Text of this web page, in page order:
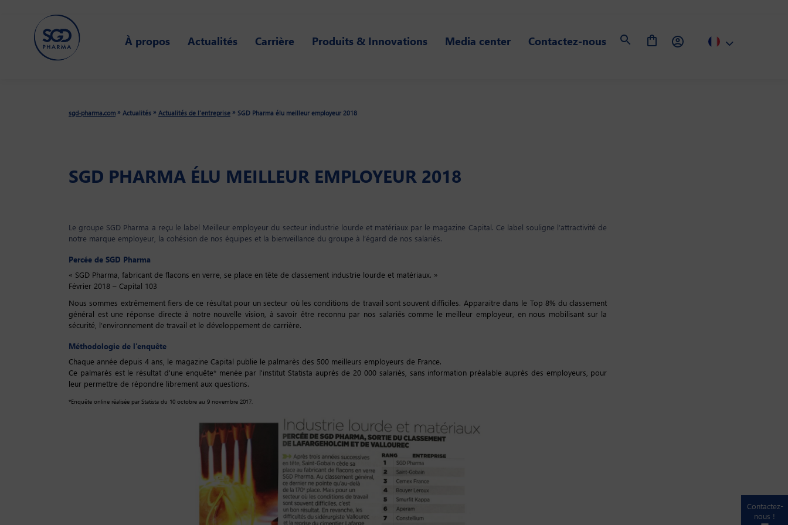
À propos Actualités Carrière Produits & Innovations Media center Contactez-nous
sgd-pharma.com » Actualités » Actualités de l'entreprise » SGD Pharma élu meilleur employeur 2018
SGD PHARMA ÉLU MEILLEUR EMPLOYEUR 2018
Le groupe SGD Pharma a reçu le label Meilleur employeur du secteur industrie lourde et matériaux par le magazine Capital. Ce label souligne l’attractivité de
notre marque employeur, la cohésion de nos équipes et la bienveillance du groupe à l’égard de nos salariés.
Percée de SGD Pharma
« SGD Pharma, fabricant de flacons en verre, se place en tête de classement industrie lourde et matériaux. »
Février 2018 – Capital 103
Nous sommes extrêmement fiers de ce résultat pour un secteur où les conditions de travail sont souvent difficiles. Apparaitre dans le Top 8% du classement
général est une réponse directe à notre nouvelle vision, à savoir être reconnu par nos salariés comme le meilleur employeur, en nous mobilisant sur la
sécurité, l’environnement de travail et le développement de carrière.
Méthodologie de l’enquête
Chaque année depuis 4 ans, le magazine Capital publie le palmarès des 500 meilleurs employeurs de France.
Ce palmarès est le résultat d'une enquête* menée par l'institut Statista auprès de 20 000 salariés, sans information préalable auprès des employeurs, pour
leur permettre de répondre librement aux questions.
*Enquête online réalisée par Statista du 10 octobre au 9 novembre 2017.
Contactez-
nous !